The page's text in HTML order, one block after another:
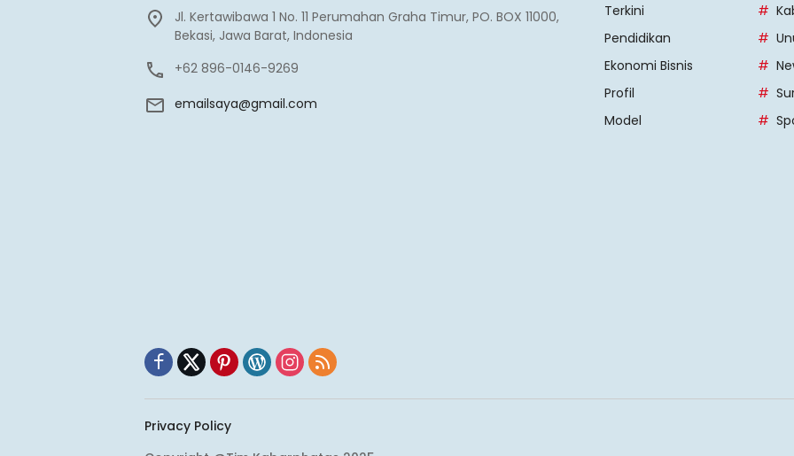
Jl. Kertawibawa 1 No. 11 Perumahan Graha Timur, PO. BOX 11000,
Bekasi, Jawa Barat, Indonesia
+62 896-0146-9269
emailsaya@gmail.com
Terkini
Pendidikan
Ekonomi Bisnis
Profil
Model
Privacy Policy